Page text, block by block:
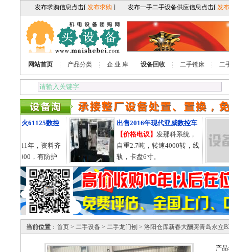
网站首页 产品分类 企 业 库 设备回收 二手镗床 二
星火61125数控
11年，资料齐
，有防护
的。
出售2016年现代亚威数控车
【价格电议】发那科系统，
自重2.7吨，转速4000转，线
轨，卡盘6寸。
当前位置 ： 首页 > 二手设备 > 二手龙门刨 > 洛阳仓库新春大酬宾青岛永立
产